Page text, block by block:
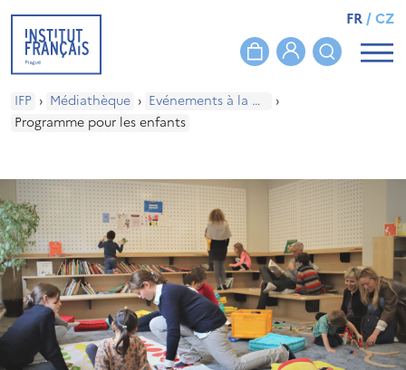
FR/CZ
IFP › Médiathèque › Evénements à la médiathèque
›
Programme pour les enfants